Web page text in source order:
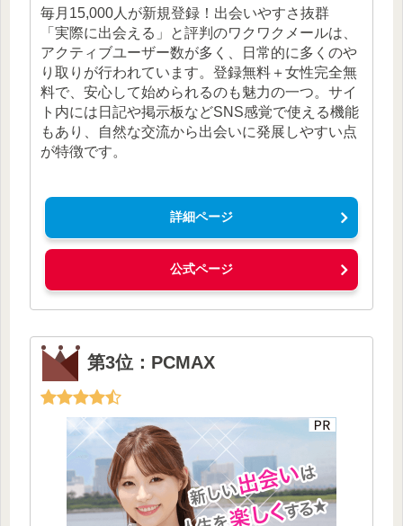
毎月15,000人が新規登録！出会いやすさ抜群
「実際に出会える」と評判のワクワクメールは、
アクティブユーザー数が多く、日常的に多くのや
り取りが行われています。登録無料＋女性完全無
料で、安心して始められるのも魅力の一つ。サイ
ト内には日記や掲示板などSNS感覚で使える機能
もあり、自然な交流から出会いに発展しやすい点
が特徴です。
詳細ページ
公式ページ
第3位：PCMAX